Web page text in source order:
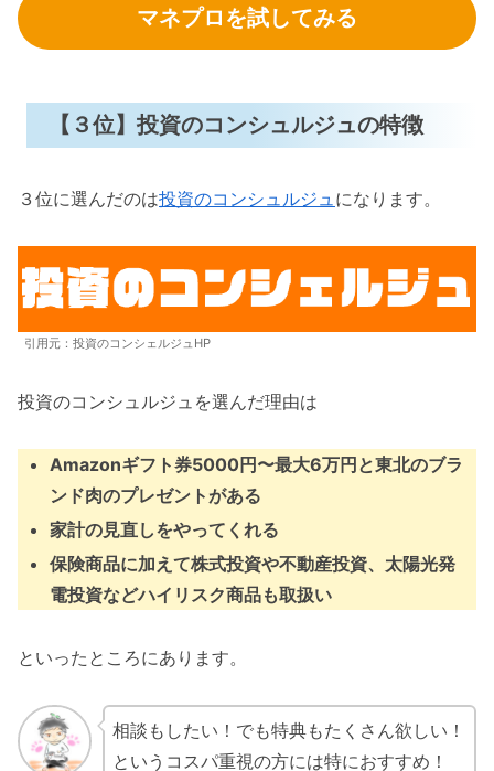
マネプロを試してみる
【３位】投資のコンシュルジュの特徴
３位に選んだのは投資のコンシュルジュになります。
引用元：投資のコンシェルジュHP
投資のコンシュルジュを選んだ理由は
Amazonギフト券5000円〜最大6万円と東北のブラ
ンド肉のプレゼントがある
家計の見直しをやってくれる
保険商品に加えて株式投資や不動産投資、太陽光発
電投資などハイリスク商品も取扱い
といったところにあります。
相談もしたい！でも特典もたくさん欲しい！
というコスパ重視の方には特におすすめ！